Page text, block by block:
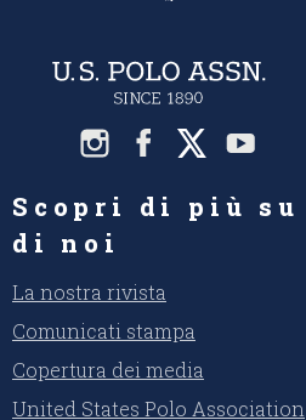
Scopri di più su
di noi
La nostra rivista
Comunicati stampa
Copertura dei media
United States Polo Association